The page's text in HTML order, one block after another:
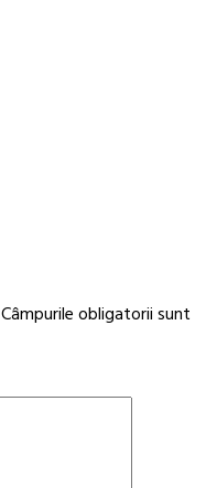
Câmpurile obligatorii sunt